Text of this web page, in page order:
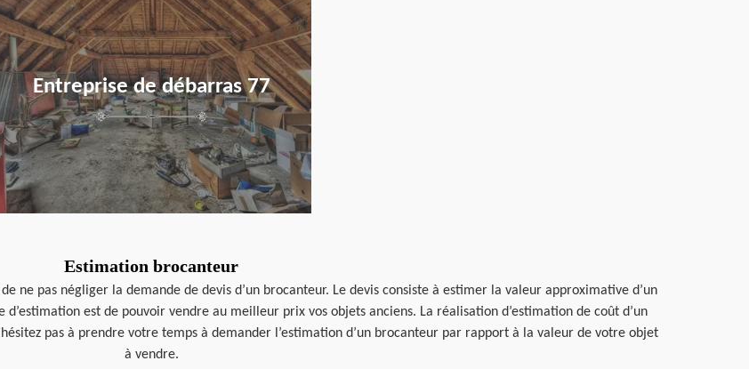
Entreprise de débarras 77
Estimation brocanteur
ne pas négliger la demande de devis d’un brocanteur. Le devis consiste à estimer la valeur approximative d’un
est de pouvoir vendre au meilleur prix vos objets anciens. La réalisation d’estimation de coût d’un
pas à prendre votre temps à demander l’estimation d’un brocanteur par rapport à la valeur de votre objet
à vendre.